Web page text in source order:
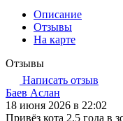
Описание
Отзывы
На карте
Отзывы
Написать отзыв
Баев Аслан
18 июня 2026 в 22:02
Привёз кота 2.5 года в